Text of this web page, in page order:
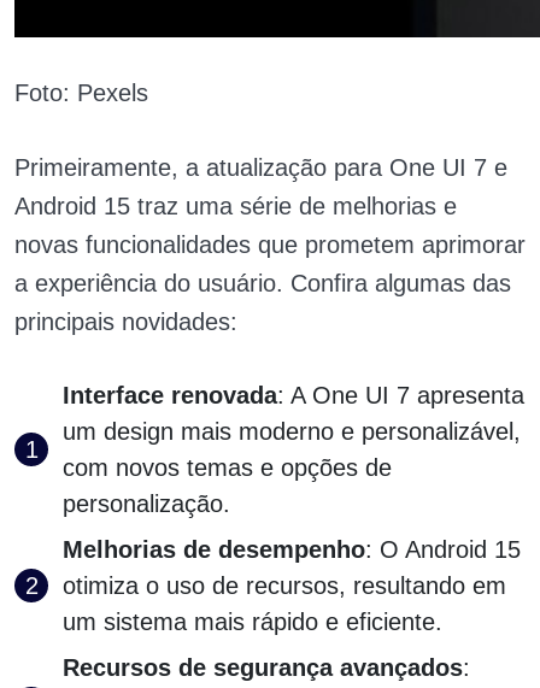
Foto: Pexels
Primeiramente, a atualização para One UI 7 e
Android 15 traz uma série de melhorias e
novas funcionalidades que prometem aprimorar
a experiência do usuário. Confira algumas das
principais novidades:
Interface renovada: A One UI 7 apresenta
um design mais moderno e personalizável,
com novos temas e opções de
personalização.
Melhorias de desempenho: O Android 15
otimiza o uso de recursos, resultando em
um sistema mais rápido e eficiente.
Recursos de segurança avançados: